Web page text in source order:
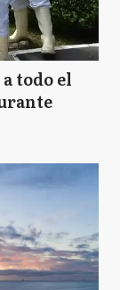
todo el